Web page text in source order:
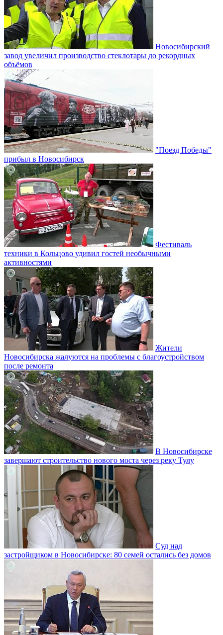
Новосибирский
завод увеличил производство стеклотары до рекордных
объёмов
"Поезд Победы"
прибыл в Новосибирск
Фестиваль
техники в Кольцово удивил гостей необычными
активностями
Жители
Новосибирска жалуются на проблемы с благоустройством
после ремонта
В Новосибирске
завершают строительство нового моста через реку Тулу
Суд над
застройщиком в Новосибирске: 80 семей остались без домов